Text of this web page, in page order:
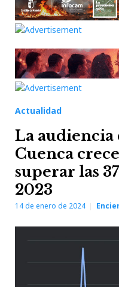
Actualidad
La audiencia
Cuenca
superar las
2023
14 de enero de 2024